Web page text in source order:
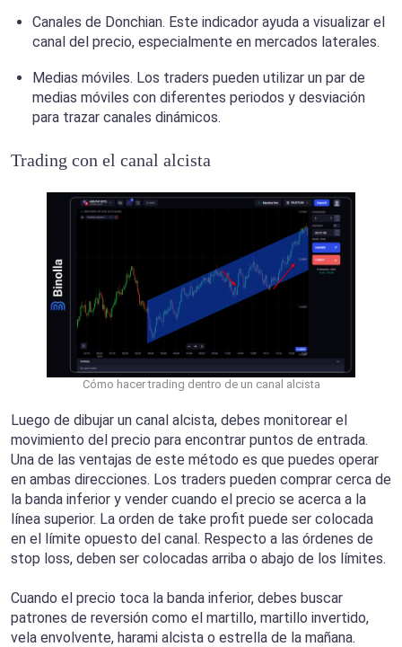
Canales de Donchian. Este indicador ayuda a visualizar el
canal del precio, especialmente en mercados laterales.
Medias móviles. Los traders pueden utilizar un par de
medias móviles con diferentes periodos y desviación
para trazar canales dinámicos.
Trading con el canal alcista
Cómo hacer trading dentro de un canal alcista
Luego de dibujar un canal alcista, debes monitorear el
movimiento del precio para encontrar puntos de entrada.
Una de las ventajas de este método es que puedes operar
en ambas direcciones. Los traders pueden comprar cerca de
la banda inferior y vender cuando el precio se acerca a la
línea superior. La orden de take profit puede ser colocada
en el límite opuesto del canal. Respecto a las órdenes de
stop loss, deben ser colocadas arriba o abajo de los límites.
Cuando el precio toca la banda inferior, debes buscar
patrones de reversión como el martillo, martillo invertido,
vela envolvente, harami alcista o estrella de la mañana.